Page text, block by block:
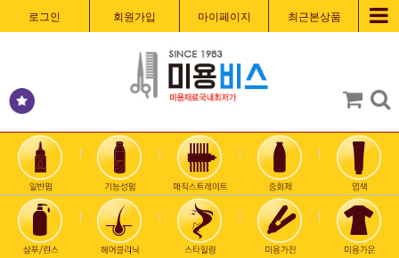
로그인 회원가입 마이페이지 최근본상품